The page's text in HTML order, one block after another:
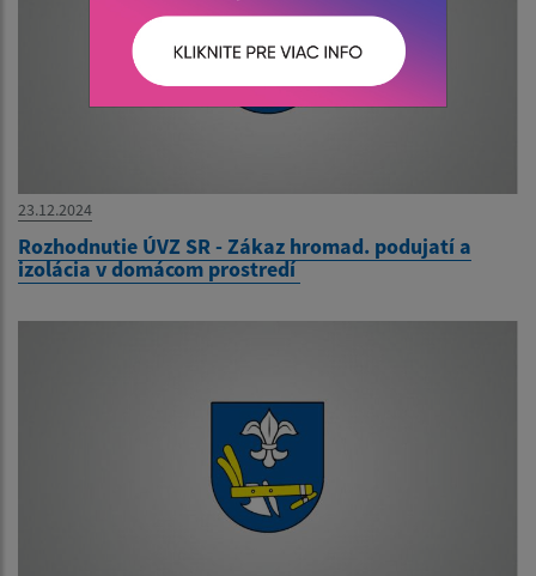
23.12.2024
Rozhodnutie ÚVZ SR - Zákaz hromad. podujatí a
izolácia v domácom prostredí